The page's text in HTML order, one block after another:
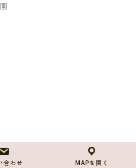
園
合わせ MAPを開く